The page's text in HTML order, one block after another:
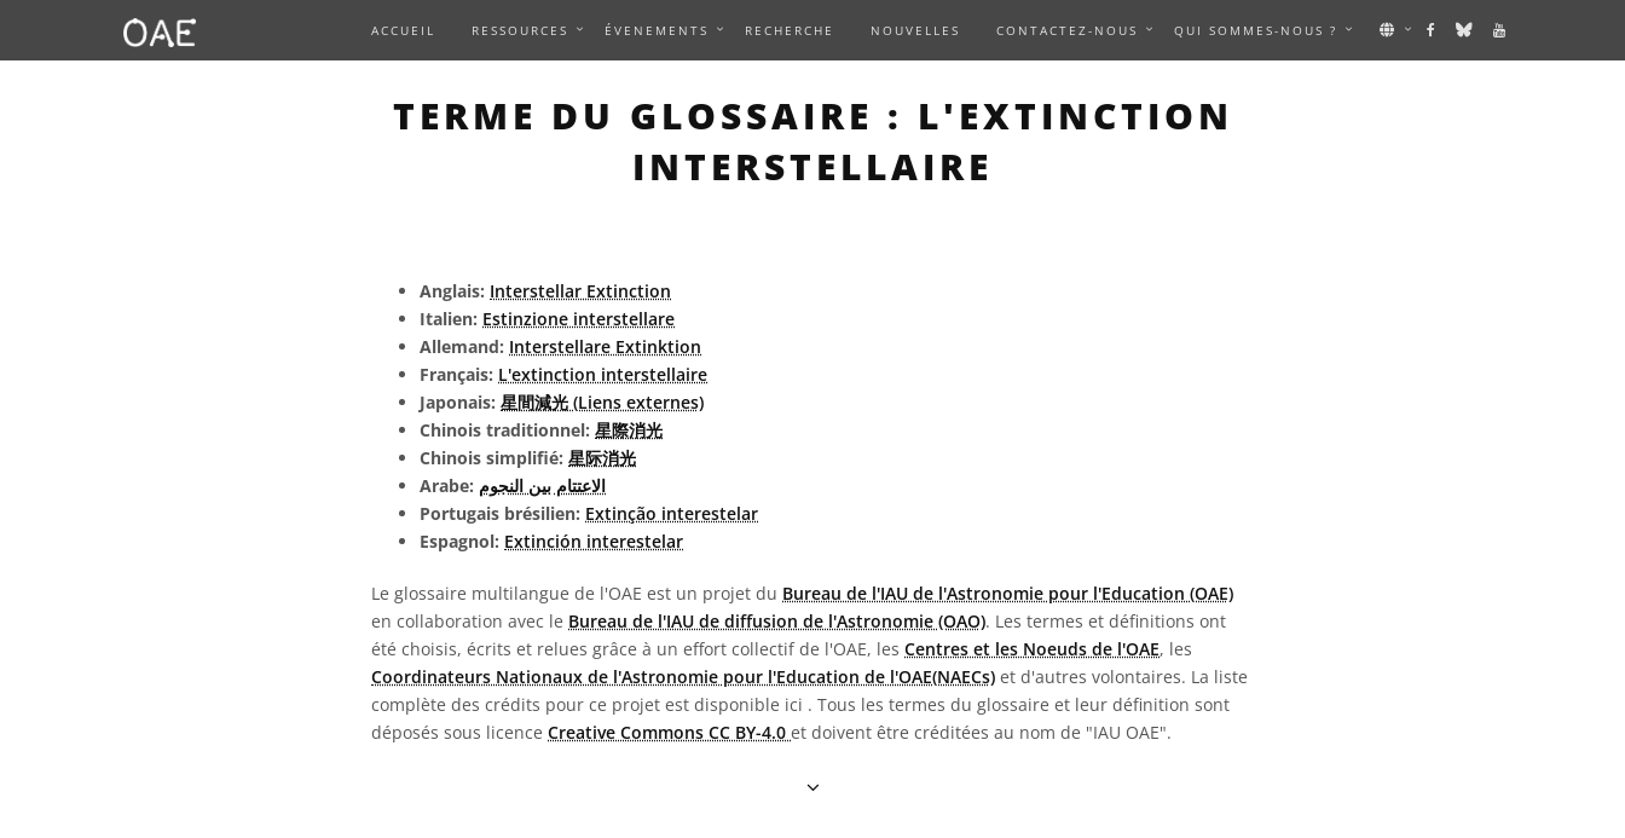
ACCUEIL RESSOURCES ÉVENEMENTS RECHERCHE NOUVELLES CONTACTEZ-NOUS QUI SOMMES-NOUS ?
TERME DU GLOSSAIRE : L'EXTINCTION
INTERSTELLAIRE
Anglais: Interstellar Extinction
Italien: Estinzione interstellare
Allemand: Interstellare Extinktion
Français: L'extinction interstellaire
Japonais: 星間減光 (Liens externes)
Chinois traditionnel: 星際消光
Chinois simplifié: 星际消光
Arabe: الاعتتام بين النجوم
Portugais brésilien: Extinção interestelar
Espagnol: Extinción interestelar
Le glossaire multilangue de l'OAE est un projet du Bureau de l'IAU de l'Astronomie pour l'Education (OAE)
en collaboration avec le Bureau de l'IAU de diffusion de l'Astronomie (OAO). Les termes et définitions ont
été choisis, écrits et relues grâce à un effort collectif de l'OAE, les Centres et les Noeuds de l'OAE, les
Coordinateurs Nationaux de l'Astronomie pour l'Education de l'OAE(NAECs) et d'autres volontaires. La liste
complète des crédits pour ce projet est disponible ici . Tous les termes du glossaire et leur définition sont
déposés sous licence Creative Commons CC BY-4.0 et doivent être créditées au nom de "IAU OAE".